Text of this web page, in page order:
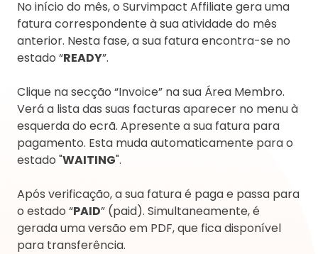
No início do mês, o Survimpact Affiliate gera uma
fatura correspondente à sua atividade do mês
anterior. Nesta fase, a sua fatura encontra-se no
estado “READY”.
Clique na secção “Invoice” na sua Área Membro.
Verá a lista das suas facturas aparecer no menu à
esquerda do ecrã. Apresente a sua fatura para
pagamento. Esta muda automaticamente para o
estado "WAITING".
Após verificação, a sua fatura é paga e passa para
o estado “PAID” (paid). Simultaneamente, é
gerada uma versão em PDF, que fica disponível
para transferência.